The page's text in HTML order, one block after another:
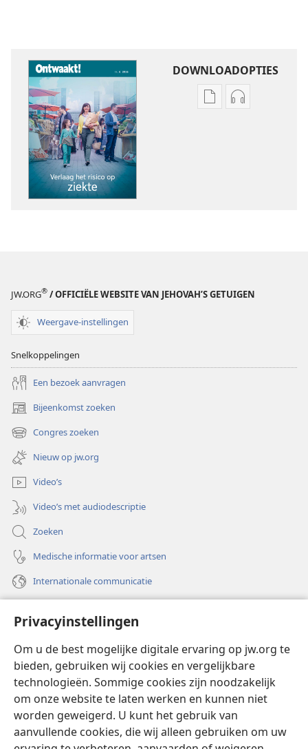
Privacyinstellingen
Om u de best mogelijke digitale ervaring op jw.org te
bieden, gebruiken wij cookies en vergelijkbare
technologieën. Sommige cookies zijn noodzakelijk
om onze website te laten werken en kunnen niet
worden geweigerd. U kunt het gebruik van
aanvullende cookies, die wij alleen gebruiken om uw
DOWNLOADOPTIES
Downloadopties
JW.ORG® / OFFICIËLE WEBSITE VAN JEHOVAH’S GETUIGEN
Weergave-instellingen
Snelkoppelingen
Een bezoek aanvragen
Bijeenkomst zoeken
(opent
nieuw
venster)
Congres zoeken
(opent
nieuw
venster)
Nieuw op jw.org
Video’s
Video’s met audiodescriptie
Zoeken
Medische informatie voor artsen
Internationale communicatie
(opent
nieuw
venster)Watchtower ONLINE LIBRARY™
(opent
nieuw
venster)JW Hub ®
(opent
nieuw
venster)
®